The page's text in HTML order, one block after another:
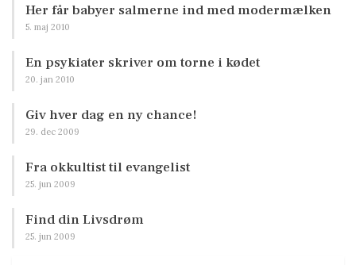
Her får babyer salmerne ind med modermælken
5. maj 2010
En psykiater skriver om torne i kødet
20. jan 2010
Giv hver dag en ny chance!
29. dec 2009
Fra okkultist til evangelist
25. jun 2009
Find din Livsdrøm
25. jun 2009